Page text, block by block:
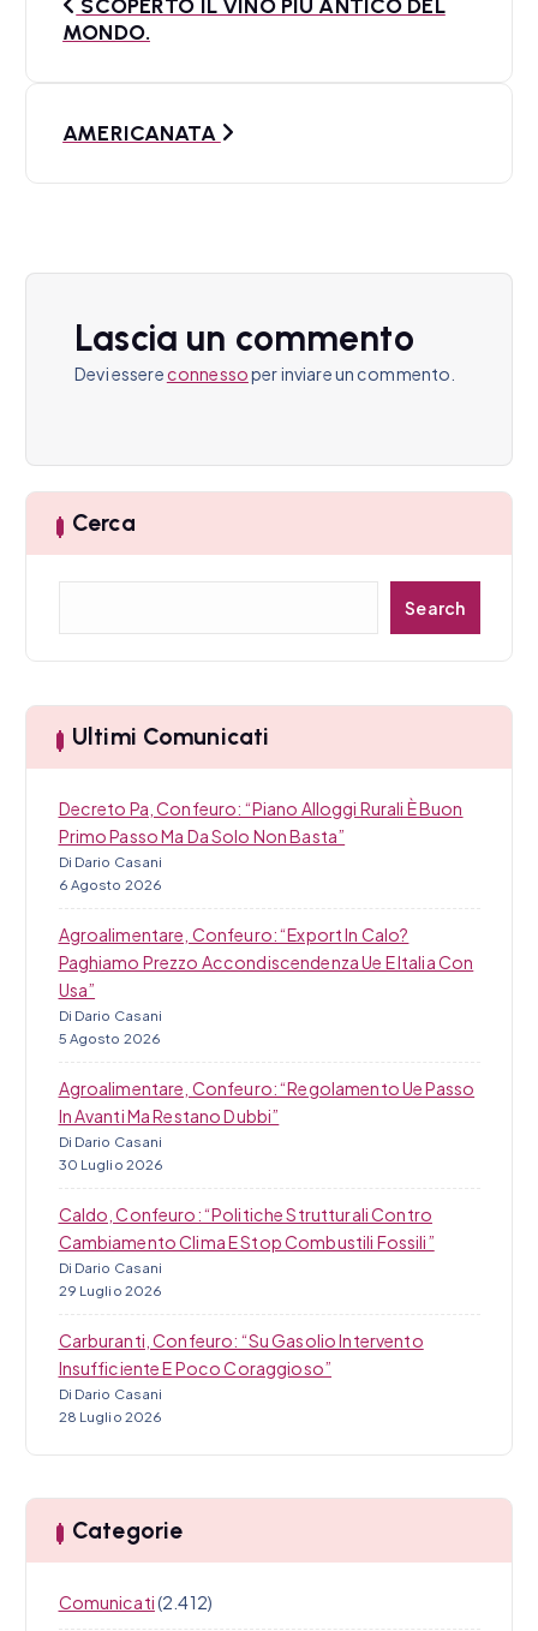
z
e
a
r
c
SCOPERTO IL VINO PIÙ ANTICO DEL
MONDO.
AMERICANATA
Lascia un commento
Devi essereconnessoper inviare un commento.
Cerca
a
Search
Ultimi Comunicati
Decreto Pa, Confeuro: “Piano Alloggi Rurali È Buon
Primo Passo Ma Da Solo Non Basta”
Di Dario Casani
6 Agosto 2026
Agroalimentare, Confeuro: “Export In Calo?
Paghiamo Prezzo Accondiscendenza Ue E Italia Con
Usa”
Di Dario Casani
5 Agosto 2026
Agroalimentare, Confeuro: “Regolamento Ue Passo
In Avanti Ma Restano Dubbi”
Di Dario Casani
30 Luglio 2026
Caldo, Confeuro: “Politiche Strutturali Contro
Cambiamento Clima E Stop Combustili Fossili”
Di Dario Casani
29 Luglio 2026
Carburanti, Confeuro: “Su Gasolio Intervento
Insufficiente E Poco Coraggioso”
Di Dario Casani
28 Luglio 2026
Categorie
Comunicati(2.412)